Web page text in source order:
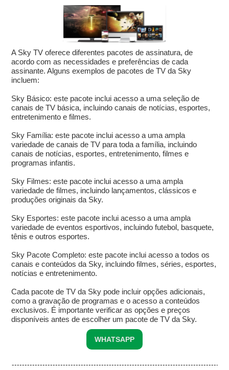
A Sky TV oferece diferentes pacotes de assinatura, de
acordo com as necessidades e preferências de cada
assinante. Alguns exemplos de pacotes de TV da Sky
incluem:
Sky Básico: este pacote inclui acesso a uma seleção de
canais de TV básica, incluindo canais de notícias, esportes,
entretenimento e filmes.
Sky Família: este pacote inclui acesso a uma ampla
variedade de canais de TV para toda a família, incluindo
canais de notícias, esportes, entretenimento, filmes e
programas infantis.
Sky Filmes: este pacote inclui acesso a uma ampla
variedade de filmes, incluindo lançamentos, clássicos e
produções originais da Sky.
Sky Esportes: este pacote inclui acesso a uma ampla
variedade de eventos esportivos, incluindo futebol, basquete,
tênis e outros esportes.
Sky Pacote Completo: este pacote inclui acesso a todos os
canais e conteúdos da Sky, incluindo filmes, séries, esportes,
notícias e entretenimento.
Cada pacote de TV da Sky pode incluir opções adicionais,
como a gravação de programas e o acesso a conteúdos
exclusivos. É importante verificar as opções e preços
disponíveis antes de escolher um pacote de TV da Sky.
WHATSAPP